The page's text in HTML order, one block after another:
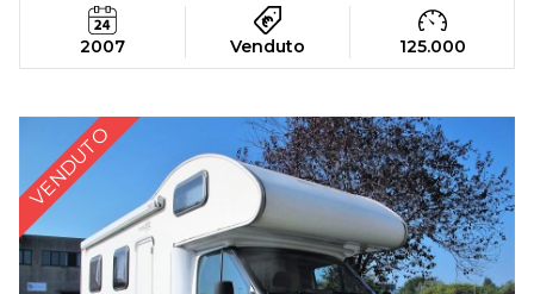
2007 Venduto 125.000
VENDUTO